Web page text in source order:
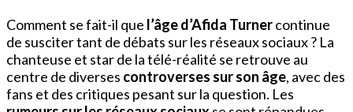
Comment se fait-il que l’âge d’Afida Turnercontinue
de susciter tant de débats sur les réseaux sociaux ? La
chanteuse et star de la télé-réalité se retrouve au
centre de diverses controverses sur son âge, avec des
fans et des critiques pesant sur la question. Les